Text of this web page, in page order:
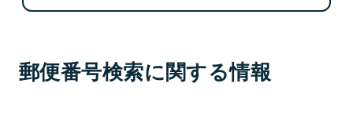
郵便番号検索に関する情報